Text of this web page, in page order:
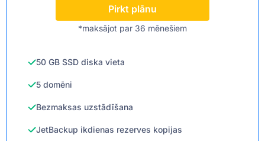
Pirkt plānu
*maksājot par 36 mēnešiem
50 GB SSD diska vieta
5 domēni
Bezmaksas uzstādīšana
JetBackup ikdienas rezerves kopijas